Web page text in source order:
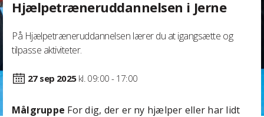
Hjælpetræneruddannelsen i Jerne
På Hjælpetræneruddannelsen lærer du at igangsætte og
tilpasse aktiviteter.
27 sep 2025kl. 09:00 - 17:00
Målgruppe For dig, der er ny hjælper eller har lidt